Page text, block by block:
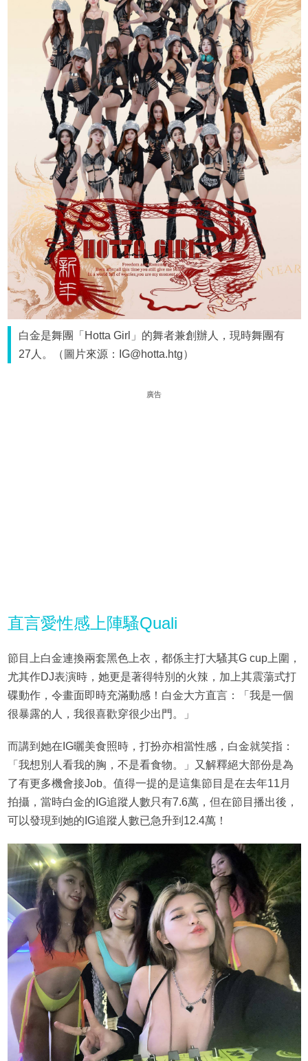
白金是舞團「Hotta Girl」的舞者兼創辦人，現時舞團有
27人。（圖片來源：IG@hotta.htg）
廣告
直言愛性感上陣騷Quali
節目上白金連換兩套黑色上衣，都係主打大騷其G cup上圍，
尤其作DJ表演時，她更是著得特別的火辣，加上其震蕩式打
碟動作，令畫面即時充滿動感！白金大方直言：「我是一個
很暴露的人，我很喜歡穿很少出門。」
而講到她在IG曬美食照時，打扮亦相當性感，白金就笑指：
「我想別人看我的胸，不是看食物。」又解釋絕大部份是為
了有更多機會接Job。值得一提的是這集節目是在去年11月
拍攝，當時白金的IG追蹤人數只有7.6萬，但在節目播出後，
可以發現到她的IG追蹤人數已急升到12.4萬！